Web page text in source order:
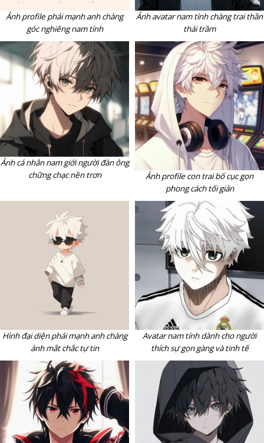
Ảnh profile phái mạnh anh chàng
góc nghiêng nam tính
Ảnh avatar nam tính chàng trai thần
thái trầm
Ảnh cá nhân nam giới người đàn ông
chững chạc nền trơn
Ảnh profile con trai bố cục gọn
phong cách tối giản
Hình đại diện phái mạnh anh chàng
ánh mắt chắc tự tin
Avatar nam tính dành cho người
thích sự gọn gàng và tinh tế